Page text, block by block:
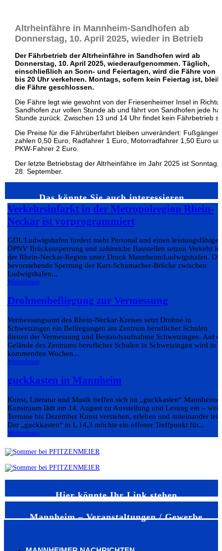
Altrheinfähre in Mannheim-Sandhofen ab
Donnerstag, 10. April 2025, wieder in Betrieb
Der Fährbetrieb der Altrheinfähre in Sandhofen wird ab
Donnerstag, 10. April 2025, wiederaufgenommen. Täglich,
einschließlich an Sonn- und Feiertagen, wird die Fähre von
bis 20 Uhr verkehren. Montags, sofern kein Feiertag ist,
die Fähre geschlossen.
Die Fähre legt wie gewohnt von der Friesenheimer Insel in
Sandhofen zur vollen Stunde ab und fährt von Sandhofen jede
Stunde zurück. Zwischen 13 und 14 Uhr findet kein Fährbetrieb
Die Preise für die Fährüberfahrt bleiben unverändert: Fußgänger
zahlen 0,50 Euro, Radfahrer 1 Euro, Motorradfahrer 1,50 Euro
PKW-Fahrer 2 Euro.
Der letzte Betriebstag der Altrheinfähre im Jahr 2025 ist Sonntag,
28. September.
Das könnte Sie auch interessieren…
Verkehrsinfarkt in der Metropolregion Rhein-
Neckar ist vorprogrammiert
GDL Ludwigshafen fordert mehr Personal und einen leistungsfähigen
ÖPNV Brückensperrung und zahlreiche Baustellen setzen Verkehr in
der Rhein-Neckar-Region unter Druck Mannheim/Ludwigshafen. Die
bevorstehende Sperrung der Kurt-Schumacher-Brücke zwischen
Ludwigshafen...
Weiterlesen
Drohnenbefliegung zur Vermessung
Vermessungsamt des Rhein-Neckar-Kreises setzt Drohne in
Schwetzingen ein Befliegungen am Zentrum beruflicher Schulen
dienen der Vermessung und Bestandsaufnahme Schwetzingen. Auf
Gelände des Zentrums beruflicher Schulen in Schwetzingen wird in
kommenden Wochen...
Weiterlesen
guckkasten in Mannheim
Kunst, Literatur und Musik treffen sich im „guckkasten“
Kunstraum lädt am 14. August zu Ausstellung und Lesung ein –
Termine bis Dezember Kunst verstehen, erleben und miteinander
Der „guckkasten“ in L 14,3 möchte ein offener Treffpunkt für...
Weiterlesen
Hier könnte Ihr Link stehen
Mannheim – Veranstaltungen / Gewerbe